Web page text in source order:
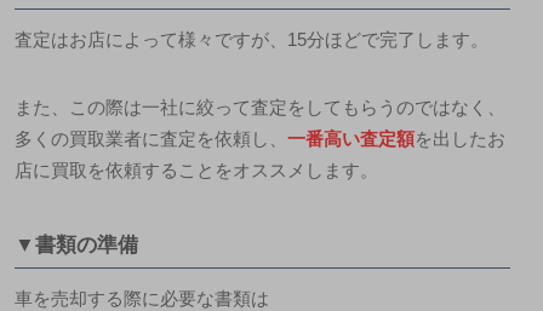
査定はお店によって様々ですが、 15分ほどで完了します。
また、この際は一社に絞って査定をしてもらうのではなく、
多くの買取業者に査定を依頼し、 一番高い査定額を出したお
店に買取を依頼すること をオススメします。
▼書類の準備
車を売却する際に必要な書類は